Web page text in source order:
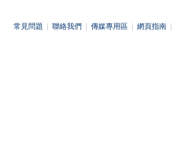
常見問題 聯絡我們 傳媒專用區 網頁指南